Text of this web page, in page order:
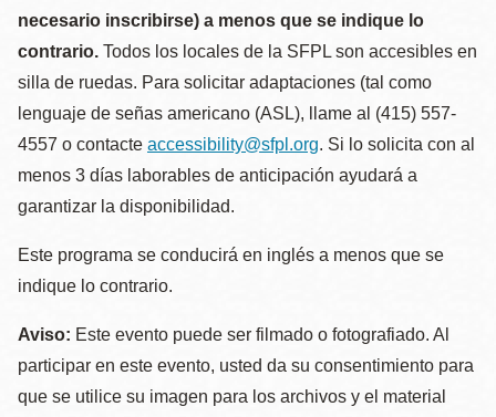
necesario inscribirse) a menos que se indique lo
contrario. Todos los locales de la SFPL son accesibles en
silla de ruedas. Para solicitar adaptaciones (tal como
lenguaje de señas americano (ASL), llame al (415) 557-
4557 o contacte accessibility@sfpl.org. Si lo solicita con al
menos 3 días laborables de anticipación ayudará a
garantizar la disponibilidad.
Este programa se conducirá en inglés a menos que se
indique lo contrario.
Aviso: Este evento puede ser filmado o fotografiado. Al
participar en este evento, usted da su consentimiento para
que se utilice su imagen para los archivos y el material